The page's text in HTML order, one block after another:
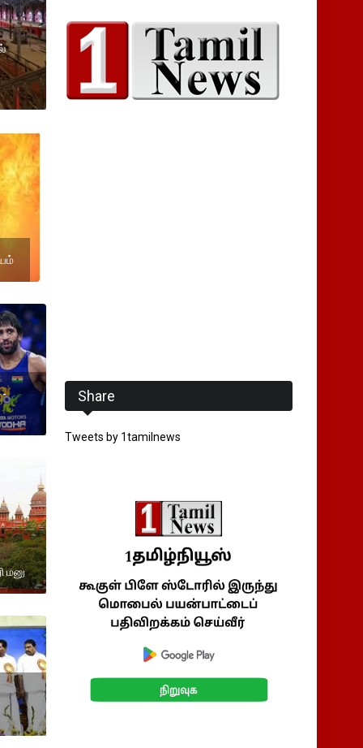
-
மனு
Share
Tweets by 1tamilnews